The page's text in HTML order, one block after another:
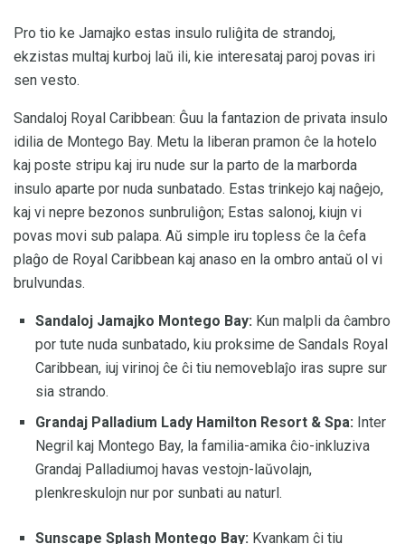
Pro tio ke Jamajko estas insulo ruliĝita de strandoj,
ekzistas multaj kurboj laŭ ili, kie interesataj paroj povas iri
sen vesto.
Sandaloj Royal Caribbean: Ĝuu la fantazion de privata insulo
idilia de Montego Bay. Metu la liberan pramon ĉe la hotelo
kaj poste stripu kaj iru nude sur la parto de la marborda
insulo aparte por nuda sunbatado. Estas trinkejo kaj naĝejo,
kaj vi nepre bezonos sunbruliĝon; Estas salonoj, kiujn vi
povas movi sub palapa. Aŭ simple iru topless ĉe la ĉefa
plaĝo de Royal Caribbean kaj anaso en la ombro antaŭ ol vi
brulvundas.
Sandaloj Jamajko Montego Bay: Kun malpli da ĉambro
por tute nuda sunbatado, kiu proksime de Sandals Royal
Caribbean, iuj virinoj ĉe ĉi tiu nemoveblaĵo iras supre sur
sia strando.
Grandaj Palladium Lady Hamilton Resort & Spa: Inter
Negril kaj Montego Bay, la familia-amika ĉio-inkluziva
Grandaj Palladiumoj havas vestojn-laŭvolajn,
plenkreskulojn nur por sunbati au naturl.
Sunscape Splash Montego Bay: Kvankam ĉi tiu